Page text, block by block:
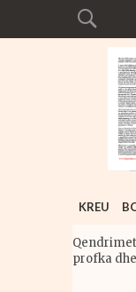
KREU
profka